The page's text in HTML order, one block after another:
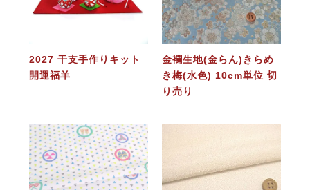
2027 干支手作りキット
開運福羊
金襴生地(金らん)きらめ
き梅(水色) 10cm単位 切
り売り